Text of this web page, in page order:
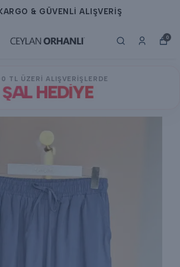
& GÜVENLİ ALIŞVERİŞ
0
TL ÜZERİ ALIŞVERİŞLERDE
ŞAL HEDİYE